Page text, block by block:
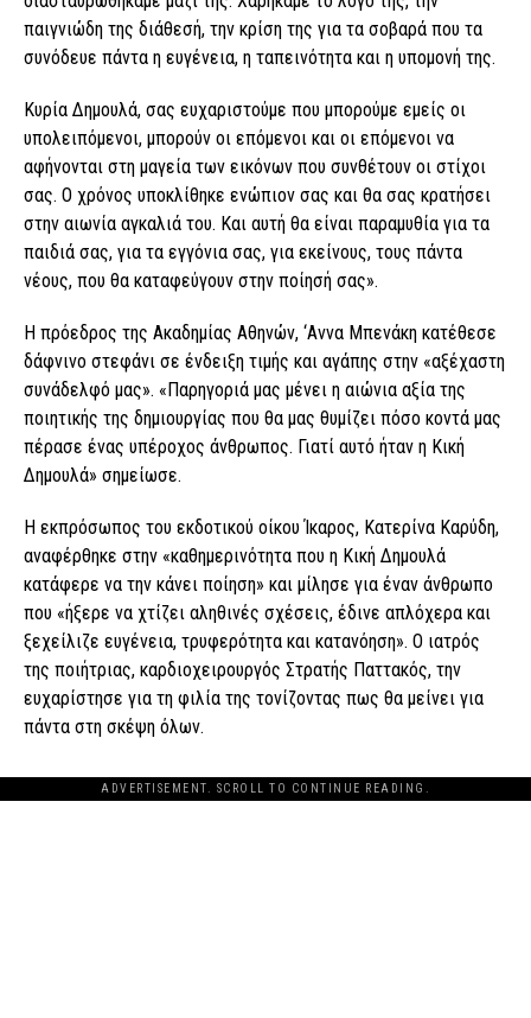
παιγνιώδη της διάθεσή, την κρίση της για τα σοβαρά που τα
συνόδευε πάντα η ευγένεια, η ταπεινότητα και η υπομονή της.
Κυρία Δημουλά, σας ευχαριστούμε που μπορούμε εμείς οι
υπολειπόμενοι, μπορούν οι επόμενοι και οι επόμενοι να
αφήνονται στη μαγεία των εικόνων που συνθέτουν οι στίχοι
σας. Ο χρόνος υποκλίθηκε ενώπιον σας και θα σας κρατήσει
στην αιωνία αγκαλιά του. Και αυτή θα είναι παραμυθία για τα
παιδιά σας, για τα εγγόνια σας, για εκείνους, τους πάντα
νέους, που θα καταφεύγουν στην ποίησή σας».
Η πρόεδρος της Ακαδημίας Αθηνών, ‘Αννα Μπενάκη κατέθεσε
δάφνινο στεφάνι σε ένδειξη τιμής και αγάπης στην «αξέχαστη
συνάδελφό μας». «Παρηγοριά μας μένει η αιώνια αξία της
ποιητικής της δημιουργίας που θα μας θυμίζει πόσο κοντά μας
πέρασε ένας υπέροχος άνθρωπος. Γιατί αυτό ήταν η Κική
Δημουλά» σημείωσε.
Η εκπρόσωπος του εκδοτικού οίκου Ίκαρος, Κατερίνα Καρύδη,
αναφέρθηκε στην «καθημερινότητα που η Κική Δημουλά
κατάφερε να την κάνει ποίηση» και μίλησε για έναν άνθρωπο
που «ήξερε να χτίζει αληθινές σχέσεις, έδινε απλόχερα και
ξεχείλιζε ευγένεια, τρυφερότητα και κατανόηση». Ο ιατρός
της ποιήτριας, καρδιοχειρουργός Στρατής Παττακός, την
ευχαρίστησε για τη φιλία της τονίζοντας πως θα μείνει για
πάντα στη σκέψη όλων.
ADVERTISEMENT. SCROLL TO CONTINUE READING.